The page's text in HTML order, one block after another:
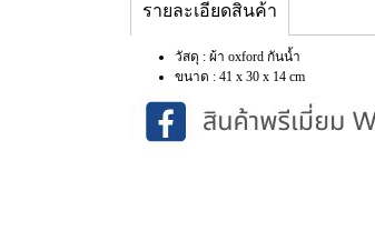
รายละเอียดสินค้า
วัสดุ : ผ้า oxford กันน้ำ
ขนาด : 41 x 30 x 14 cm